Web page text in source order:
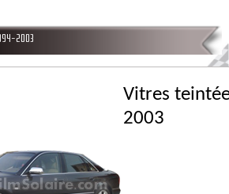
2003
Vitres
2003